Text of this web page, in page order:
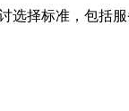
选择标准，包括